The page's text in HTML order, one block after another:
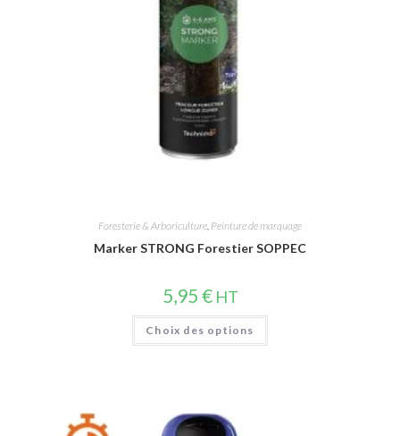
Foresterie & Arboriculture Peinture de marquage
Marker STRONG Forestier SOPPEC
5,95 €HT
Choix des options